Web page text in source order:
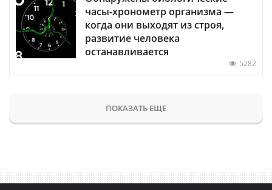
часы-хронометр организма —
когда они выходят из строя,
развитие человека
останавливается
5282
ПОКАЗАТЬ ЕЩЕ